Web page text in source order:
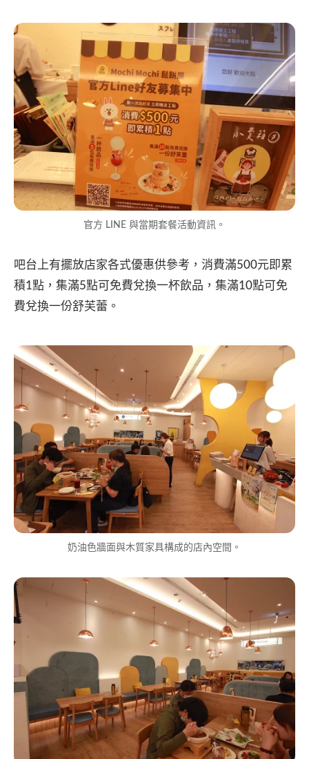
官方 LINE 與當期套餐活動資訊。
吧台上有擺放店家各式優惠供參考，消費滿500元即累
積1點，集滿5點可免費兌換一杯飲品，集滿10點可免
費兌換一份舒芙蕾。
奶油色牆面與木質家具構成的店內空間。